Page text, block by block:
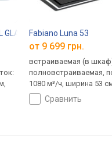
WH 1100 LED Strip
Fabiano Luna 53
от 9 699 грн.
встраиваемая (в
полновстраиваемая,
1080 м³/ч, ширина 53
сравнить